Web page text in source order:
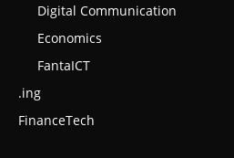
Digital Communication
Economics
FantaICT
.ing
FinanceTech